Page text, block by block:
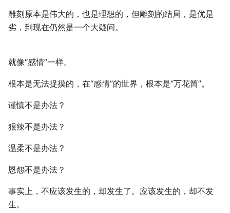
雕刻原本是伟大的，也是理想的，但雕刻的结局，是优是
劣，到现在仍然是一个大疑问。
就像“感情”一样。
根本是无法捉摸的，在“感情”的世界，根本是“万花筒”。
谨慎不是办法？
狠辣不是办法？
温柔不是办法？
恩怨不是办法？
事实上，不应该发生的，却发生了。应该发生的，却不发
生。